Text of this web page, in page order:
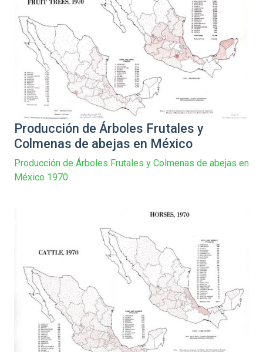
Producción de Árboles Frutales y
Colmenas de abejas en México
Producción de Árboles Frutales y Colmenas de abejas en
México 1970